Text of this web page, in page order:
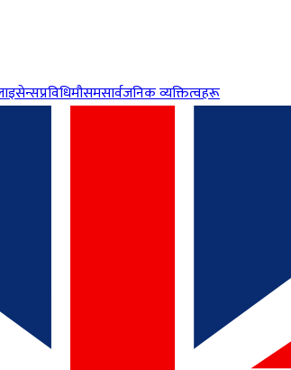
प्रविधिमौसमसार्वजनिक व्यक्तित्वहरू